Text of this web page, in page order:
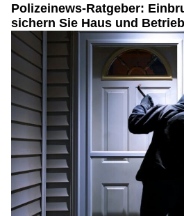
Polizeinews-Ratgeber:
sichern Sie Haus und